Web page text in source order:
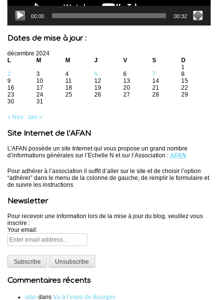
00:00 00:32
Dates de mise à jour :
décembre 2024
L
M M J V S
D
1
2
3 4 5 6 7
8
9
10 11 12 13 14
15
16
17 18 19 20 21
22
23
24 25 26 27 28
29
30
31
« Nov Jan »
Site Internet de l’AFAN
L’AFAN possède un site Internet qui vous propose un grand nombre
d’informations générales sur l’Echelle N et sur l’Association : AFAN
Pour adhérer à l’association il suffit d’aller sur le site et de choisir l’option
“adhérer” dans le menu de la colonne de gauche, de remplir le formulaire et
de suivre les instructions.
Newsletter
Pour recevoir une information lors de la mise à jour du blog, veuillez vous
inscrire :
Your email:
Commentaires récents
afan dans Vu à l’expo de Bourges